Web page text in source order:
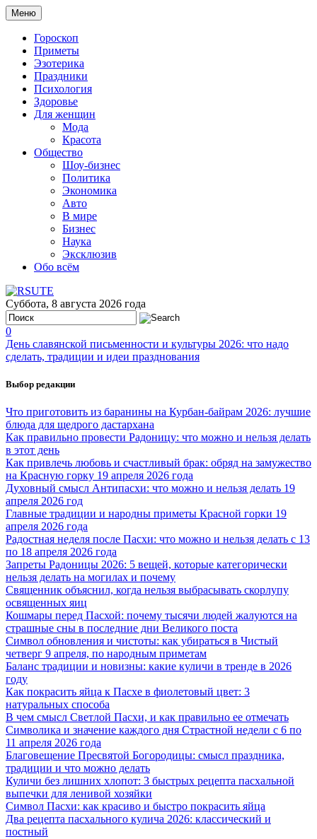
Меню
Гороскоп
Приметы
Эзотерика
Праздники
Психология
Здоровье
Для женщин
Мода
Красота
Общество
Шоу-бизнес
Политика
Экономика
Авто
В мире
Бизнес
Наука
Эксклюзив
Обо всём
Суббота, 8 августа 2026 года
0
День славянской письменности и культуры 2026: что надо
сделать, традиции и идеи празднования
Выбор редакции
Что приготовить из баранины на Курбан-байрам 2026: лучшие
блюда для щедрого дастархана
Как правильно провести Радоницу: что можно и нельзя делать
в этот день
Как привлечь любовь и счастливый брак: обряд на замужество
на Красную горку 19 апреля 2026 года
Духовный смысл Антипасхи: что можно и нельзя делать 19
апреля 2026 год
Главные традиции и народны приметы Красной горки 19
апреля 2026 года
Радостная неделя после Пасхи: что можно и нельзя делать с 13
по 18 апреля 2026 года
Запреты Радоницы 2026: 5 вещей, которые категорически
нельзя делать на могилах и почему
Священник объяснил, когда нельзя выбрасывать скорлупу
освященных яиц
Кошмары перед Пасхой: почему тысячи людей жалуются на
страшные сны в последние дни Великого поста
Символ обновления и чистоты: как убираться в Чистый
четверг 9 апреля, по народным приметам
Баланс традиции и новизны: какие куличи в тренде в 2026
году
Как покрасить яйца к Пасхе в фиолетовый цвет: 3
натуральных способа
В чем смысл Светлой Пасхи, и как правильно ее отмечать
Символика и значение каждого дня Страстной недели с 6 по
11 апреля 2026 года
Благовещение Пресвятой Богородицы: смысл праздника,
традиции и что можно делать
Куличи без лишних хлопот: 3 быстрых рецепта пасхальной
выпечки для ленивой хозяйки
Символ Пасхи: как красиво и быстро покрасить яйца
Два рецепта пасхального кулича 2026: классический и
постный